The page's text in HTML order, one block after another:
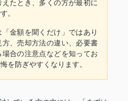
たとき、多くの方が最初に
。
金額を聞くだけ」ではあり
方、売却方法の違い、必要書
合の注意点などを知ってお
を防ぎやすくなります。